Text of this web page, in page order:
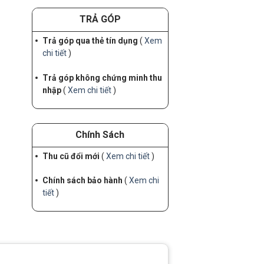
TRẢ GÓP
Trả góp qua thẻ tín dụng ( Xem
chi tiết)
Trả góp không chứng minh thu
nhập( Xem chi tiết)
Chính Sách
Thu cũ đổi mới ( Xem chi tiết)
Chính sách bảo hành ( Xem chi
tiết)